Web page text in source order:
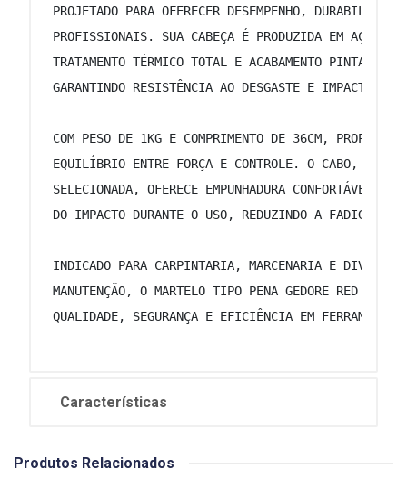
PROJETADO PARA OFERECER DESEMPENHO,
PROFISSIONAIS. SUA CABEÇA É PRODUZIDA EM AÇO
TRATAMENTO TÉRMICO TOTAL E ACABAMENTO PINTADO
GARANTINDO RESISTÊNCIA AO DESGASTE E IMPACTOS
COM PESO DE 1KG E COMPRIMENTO DE 36CM,
EQUILÍBRIO ENTRE FORÇA E CONTROLE. O CABO,
SELECIONADA, OFERECE EMPUNHADURA CONFORTÁVEL
DO IMPACTO DURANTE O USO, REDUZINDO A FADIGA DO
INDICADO PARA CARPINTARIA, MARCENARIA E
MANUTENÇÃO, O MARTELO TIPO PENA GEDORE RED É A
QUALIDADE, SEGURANÇA E EFICIÊNCIA EM
Características
Produtos Relacionados